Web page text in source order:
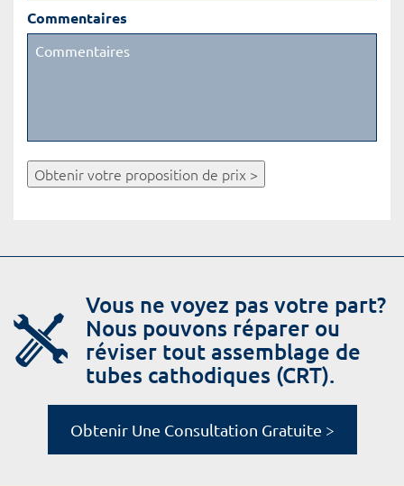
Commentaires
Obtenir votre proposition de prix >
Vous ne voyez pas votre part?
Nous pouvons réparer ou
réviser tout assemblage de
tubes cathodiques (CRT).
Obtenir Une Consultation Gratuite >